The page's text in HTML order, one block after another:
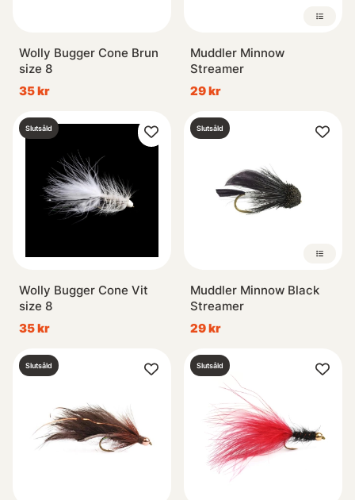
Wolly Bugger Cone Brun
size 8
35 kr
Muddler Minnow
Streamer
29 kr
Slutsåld
Wolly Bugger Cone Vit
size 8
35 kr
Slutsåld
Muddler Minnow Black
Streamer
29 kr
Slutsåld Slutsåld